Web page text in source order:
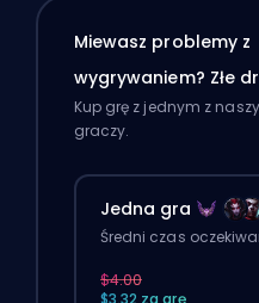
Miewasz problemy z
wygrywaniem? Złe
Kup grę z jednym z
graczy.
Jedna gra
Średni czas
$4.00
$3.32 za grę